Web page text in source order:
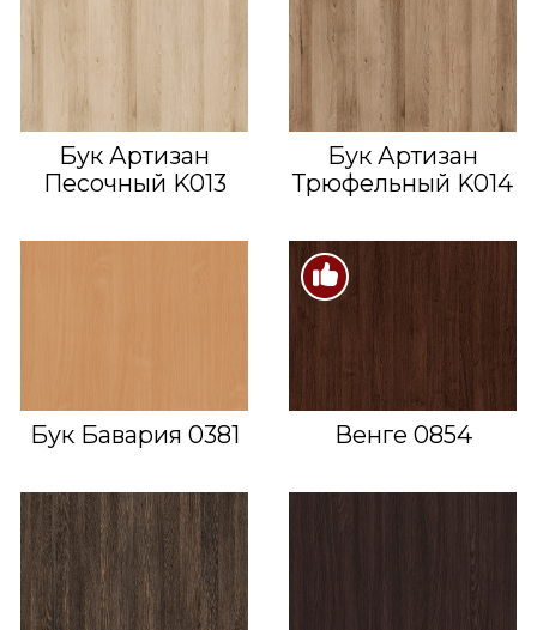
Бук Артизан
Песочный K013
Бук Артизан
Трюфельный K014
Бук Бавария 0381 Венге 0854